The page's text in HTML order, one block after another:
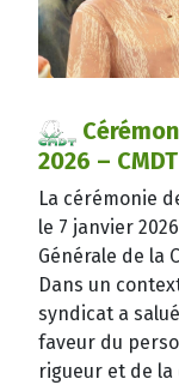
2026 – CMDT
La cérémonie
le 7 janvier
Générale de la
Dans un
syndicat a
faveur du
rigueur et de